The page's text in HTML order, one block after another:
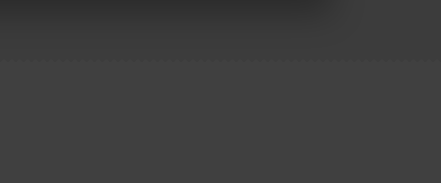
– es geht auch um eine ethische Lieferkette, die Reduzierung von Emissionen, die richtige Pflege von